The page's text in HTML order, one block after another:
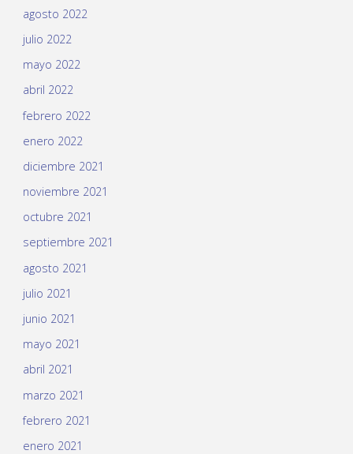
agosto 2022
julio 2022
mayo 2022
abril 2022
febrero 2022
enero 2022
diciembre 2021
noviembre 2021
octubre 2021
septiembre 2021
agosto 2021
julio 2021
junio 2021
mayo 2021
abril 2021
marzo 2021
febrero 2021
enero 2021